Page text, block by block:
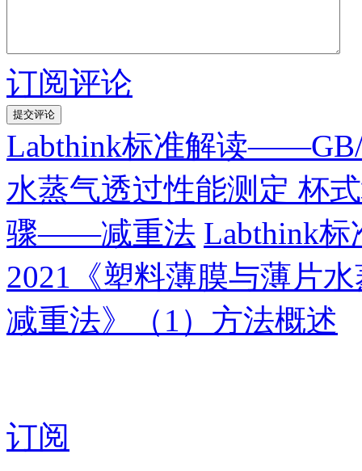
订阅评论
Labthink标准解读——GB/
水蒸气透过性能测定 杯
骤——减重法 Labthink
2021《塑料薄膜与薄片
减重法》（1）方法概述
订阅